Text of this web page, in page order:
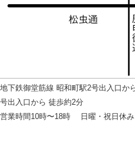
地下鉄御堂筋線 昭和町駅2号出入口か
号出入口から 徒歩約2分
営業時間10時〜18時 日曜・祝日休み